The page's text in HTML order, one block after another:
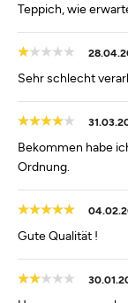
Teppich, wie
Sehr schlecht
Bekommen habe
Ordnung.
Gute Qualität !